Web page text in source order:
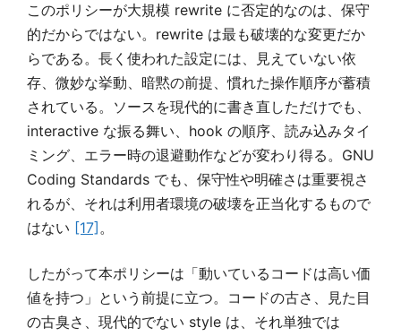
このポリシーが大規模 rewrite に否定的なのは、保守
的だからではない。rewrite は最も破壊的な変更だか
らである。長く使われた設定には、見えていない依
存、微妙な挙動、暗黙の前提、慣れた操作順序が蓄積
されている。ソースを現代的に書き直しただけでも、
interactive な振る舞い、hook の順序、読み込みタイ
ミング、エラー時の退避動作などが変わり得る。GNU
Coding Standards でも、保守性や明確さは重要視さ
れるが、それは利用者環境の破壊を正当化するもので
はない [17] 。
したがって本ポリシーは「動いているコードは高い価
値を持つ」という前提に立つ。コードの古さ、見た目
の古臭さ、現代的でない style は、それ単独では